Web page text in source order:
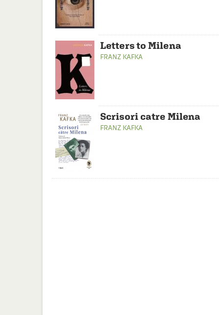
Letters to Milena
FRANZ KAFKA
Scrisori catre Milena
FRANZ KAFKA